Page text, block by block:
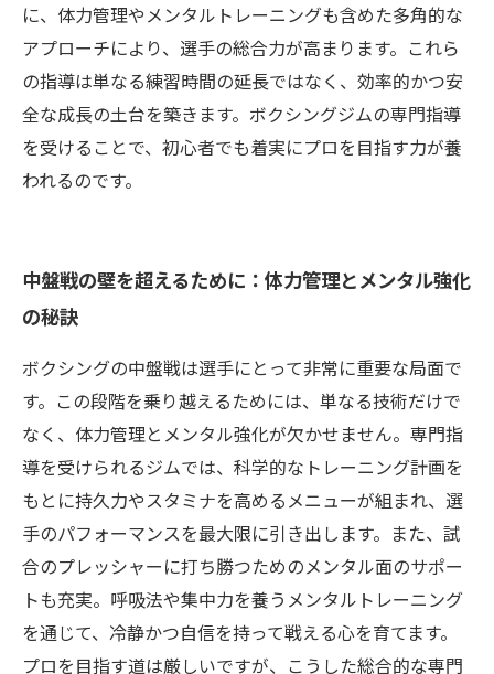
に、体力管理やメンタルトレーニングも含めた多角的な
アプローチにより、選手の総合力が高まります。これら
の指導は単なる練習時間の延長ではなく、効率的かつ安
全な成長の土台を築きます。ボクシングジムの専門指導
を受けることで、初心者でも着実にプロを目指す力が養
われるのです。
中盤戦の壁を超えるために：体力管理とメンタル強化
の秘訣
ボクシングの中盤戦は選手にとって非常に重要な局面で
す。この段階を乗り越えるためには、単なる技術だけで
なく、体力管理とメンタル強化が欠かせません。専門指
導を受けられるジムでは、科学的なトレーニング計画を
もとに持久力やスタミナを高めるメニューが組まれ、選
手のパフォーマンスを最大限に引き出します。また、試
合のプレッシャーに打ち勝つためのメンタル面のサポー
トも充実。呼吸法や集中力を養うメンタルトレーニング
を通じて、冷静かつ自信を持って戦える心を育てます。
プロを目指す道は厳しいですが、こうした総合的な専門